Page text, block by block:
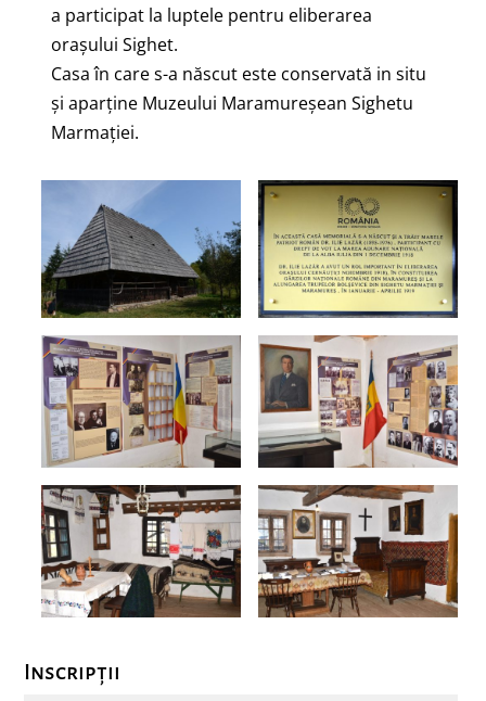
a participat la luptele pentru eliberarea
oraşului Sighet.
Casa în care s-a născut este conservată in situ
și aparține Muzeului Maramureșean Sighetu
Marmației.
Inscripții